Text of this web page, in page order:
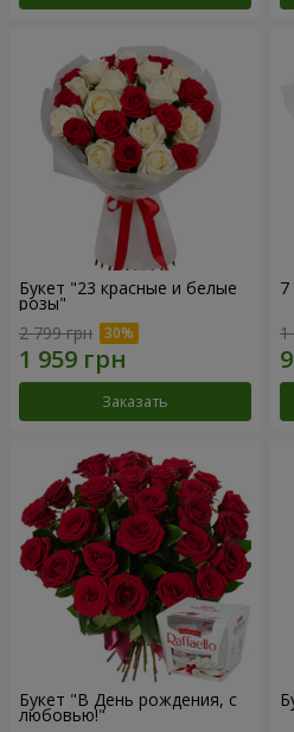
Букет "23 красные и белые
розы"
2 799 грн
Заказать
1
Букет "В День рождения, с
любовью!"